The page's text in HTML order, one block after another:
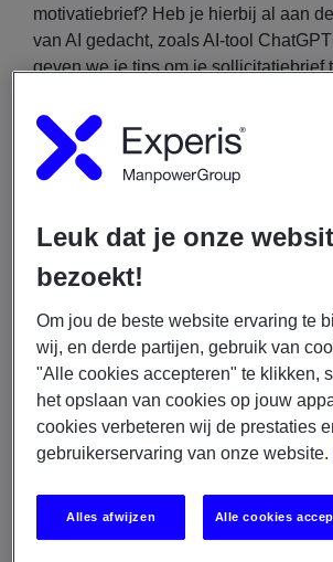
motivatiebrief? Heb je hierbij al aan
van AI gedacht, zoals AI-tool
geven we je tips om je sollicitatiebrief
blijft en de juiste bewoordingen in je
gebruikt.
Vraag ChatGPT om jouw
schrijven met de volgende ‘prompts’.
1. Kopieer de vacature
Heb je een leuke vacature op het oog
match met jouw kwaliteiten?
vacaturetekst en kopieer deze. Als
korte achtergrond en vraag je aan
mijn droombaan gevonden die
en talenten. Ik wil hier graag op
2. Kopieer jouw CV
Leuk dat je onze
bezoekt!
Om jou de beste website ervaring te
wij, en derde partijen, gebruik van
"Alle cookies accepteren" te klikken,
het opslaan van cookies op jouw
cookies verbeteren wij de prestaties
gebruikerservaring van onze website.
Alles afwijzen Alle cookies